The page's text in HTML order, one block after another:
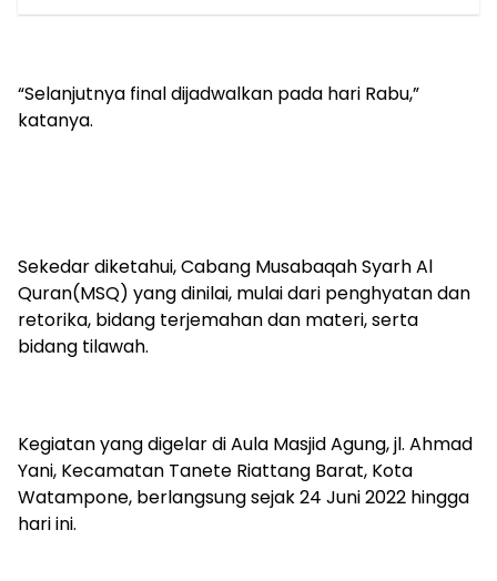
“Selanjutnya final dijadwalkan pada hari Rabu,”
katanya.
Sekedar diketahui, Cabang Musabaqah Syarh Al
Quran(MSQ) yang dinilai, mulai dari penghyatan dan
retorika, bidang terjemahan dan materi, serta
bidang tilawah.
Kegiatan yang digelar di Aula Masjid Agung, jl. Ahmad
Yani, Kecamatan Tanete Riattang Barat, Kota
Watampone, berlangsung sejak 24 Juni 2022 hingga
hari ini.